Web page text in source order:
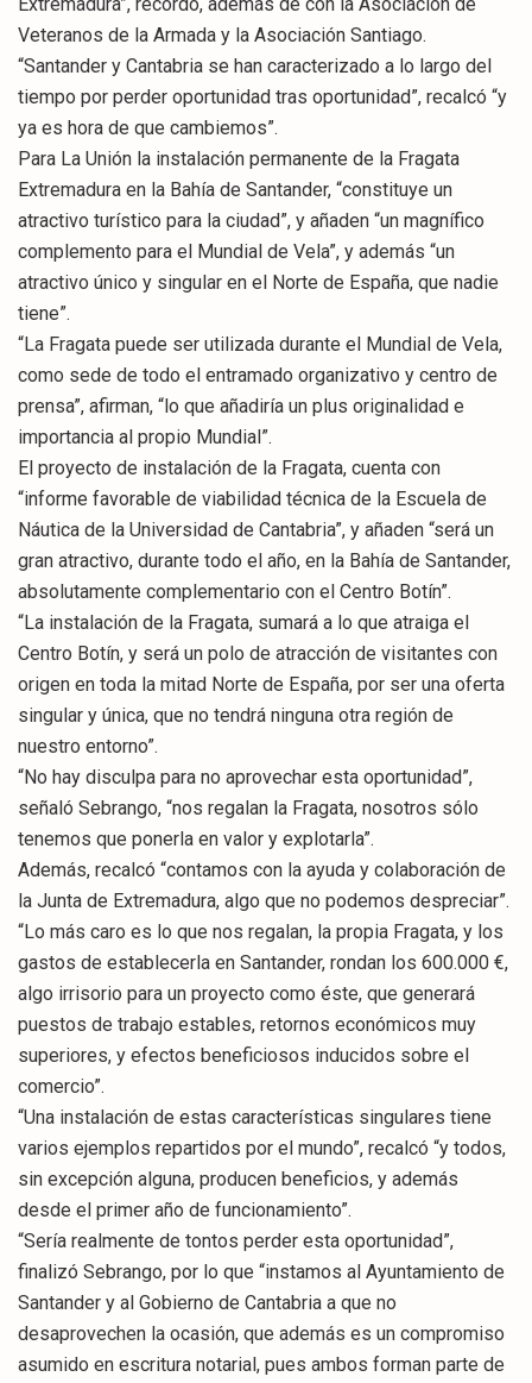
Extremadura”, recordó, además de con la Asociación de
Veteranos de la Armada y la Asociación Santiago.
“Santander y Cantabria se han caracterizado a lo largo del
tiempo por perder oportunidad tras oportunidad”, recalcó “y
ya es hora de que cambiemos”.
Para La Unión la instalación permanente de la Fragata
Extremadura en la Bahía de Santander, “constituye un
atractivo turístico para la ciudad”, y añaden “un magnífico
complemento para el Mundial de Vela”, y además “un
atractivo único y singular en el Norte de España, que nadie
tiene”.
“La Fragata puede ser utilizada durante el Mundial de Vela,
como sede de todo el entramado organizativo y centro de
prensa”, afirman, “lo que añadiría un plus originalidad e
importancia al propio Mundial”.
El proyecto de instalación de la Fragata, cuenta con
“informe favorable de viabilidad técnica de la Escuela de
Náutica de la Universidad de Cantabria”, y añaden “será un
gran atractivo, durante todo el año, en la Bahía de Santander,
absolutamente complementario con el Centro Botín”.
“La instalación de la Fragata, sumará a lo que atraiga el
Centro Botín, y será un polo de atracción de visitantes con
origen en toda la mitad Norte de España, por ser una oferta
singular y única, que no tendrá ninguna otra región de
nuestro entorno”.
“No hay disculpa para no aprovechar esta oportunidad”,
señaló Sebrango, “nos regalan la Fragata, nosotros sólo
tenemos que ponerla en valor y explotarla”.
Además, recalcó “contamos con la ayuda y colaboración de
la Junta de Extremadura, algo que no podemos despreciar”.
“Lo más caro es lo que nos regalan, la propia Fragata, y los
gastos de establecerla en Santander, rondan los 600.000 €,
algo irrisorio para un proyecto como éste, que generará
puestos de trabajo estables, retornos económicos muy
superiores, y efectos beneficiosos inducidos sobre el
comercio”.
“Una instalación de estas características singulares tiene
varios ejemplos repartidos por el mundo”, recalcó “y todos,
sin excepción alguna, producen beneficios, y además
desde el primer año de funcionamiento”.
“Sería realmente de tontos perder esta oportunidad”,
finalizó Sebrango, por lo que “instamos al Ayuntamiento de
Santander y al Gobierno de Cantabria a que no
desaprovechen la ocasión, que además es un compromiso
asumido en escritura notarial, pues ambos forman parte de